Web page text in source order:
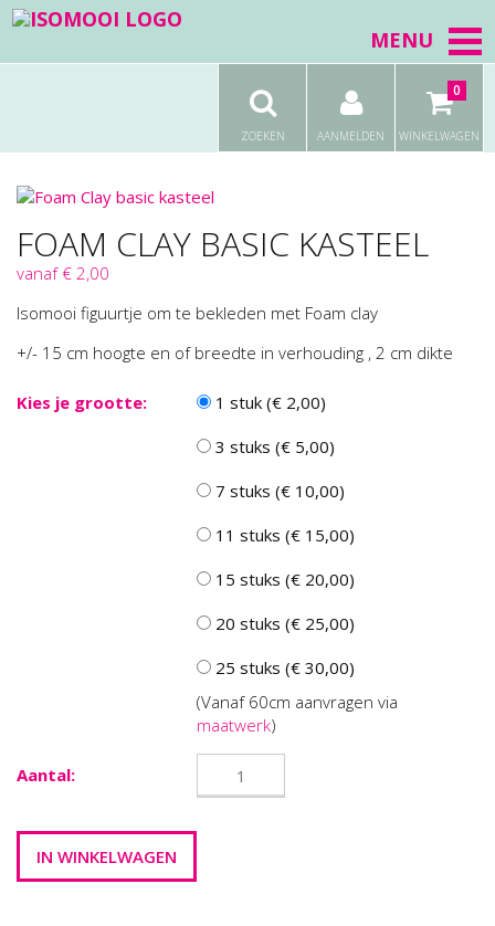
MENU
ZOEKEN AANMELDEN WINKELWAGEN
0
FOAM CLAY BASIC KASTEEL
vanaf € 2,00
Isomooi figuurtje om te bekleden met Foam clay
+/- 15 cm hoogte en of breedte in verhouding , 2 cm dikte
Kies je grootte:
1 stuk (€ 2,00)
3 stuks (€ 5,00)
7 stuks (€ 10,00)
11 stuks (€ 15,00)
15 stuks (€ 20,00)
20 stuks (€ 25,00)
25 stuks (€ 30,00)
(Vanaf 60cm aanvragen via
maatwerk)
Aantal: